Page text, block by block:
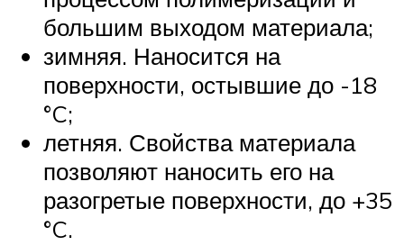
большим выходом материала;
зимняя. Наносится на
поверхности, остывшие до -18
°C;
летняя. Свойства материала
позволяют наносить его на
разогретые поверхности, до +35
°C.